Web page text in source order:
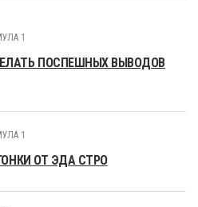
1
ПОСПЕШНЫХ ВЫВОДОВ
1
ОТ ЭДА СТРО